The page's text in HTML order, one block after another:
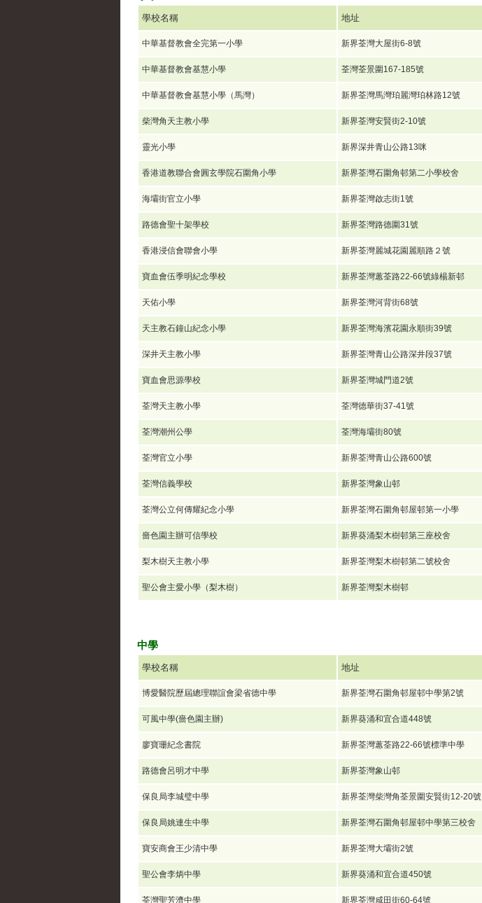
學校名稱 地址
中華基督教會全完第一小學 新界荃灣大屋街6-8號
中華基督教會基慧小學 荃灣荃景圍167-185號
中華基督教會基慧小學（馬灣） 新界荃灣馬灣珀麗灣珀林路12號
柴灣角天主教小學 新界荃灣安賢街2-10號
靈光小學 新界深井青山公路13咪
香港道教聯合會圓玄學院石圍角小學 新界荃灣石圍角邨第二小學校舍
海壩街官立小學 新界荃灣啟志街1號
路德會聖十架學校 新界荃灣路德圍31號
香港浸信會聯會小學 新界荃灣麗城花園麗順路２號
寶血會伍季明紀念學校 新界荃灣蕙荃路22-66號綠楊新邨
天佑小學 新界荃灣河背街68號
天主教石鐘山紀念小學 新界荃灣海濱花園永順街39號
深井天主教小學 新界荃灣青山公路深井段37號
寶血會思源學校 新界荃灣城門道2號
荃灣天主教小學 荃灣德華街37-41號
荃灣潮州公學 荃灣海壩街80號
荃灣官立小學 新界荃灣青山公路600號
荃灣信義學校 新界荃灣象山邨
荃灣公立何傳耀紀念小學 新界荃灣石圍角邨屋邨第一小學
嗇色園主辦可信學校 新界葵涌梨木樹邨第三座校舍
梨木樹天主教小學 新界荃灣梨木樹邨第二號校舍
聖公會主愛小學（梨木樹） 新界荃灣梨木樹邨
中學
學校名稱 地址
博愛醫院歷屆總理聯誼會梁省德中學 新界荃灣石圍角邨屋邨中學第2號
可風中學(嗇色園主辦) 新界葵涌和宜合道448號
廖寶珊紀念書院 新界荃灣蕙荃路22-66號標準中學
路德會呂明才中學 新界荃灣象山邨
保良局李城璧中學 新界荃灣柴灣角荃景圍安賢街12-20號
保良局姚連生中學 新界荃灣石圍角邨屋邨中學第三校舍
寶安商會王少清中學 新界荃灣大壩街2號
聖公會李炳中學 新界葵涌和宜合道450號
荃灣聖芳濟中學 新界荃灣咸田街60-64號